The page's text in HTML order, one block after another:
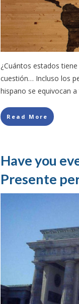
¿Cuántos estados
cuestión… Incluso los
hispano se equivocan a
Read More
Have you
Presente